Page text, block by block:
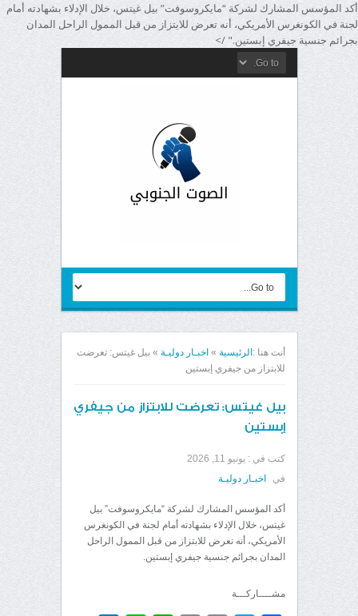
أكد المؤسس المشارك لشركة “مايكروسوفت” بيل غيتس، خلال الإدلاء بشهادته أمام
لجنة في الكونغرس الأمريكي، أنه تعرض للابتزاز من قبل الممول الراحل المدان
بجرائم جنسية جيفري إبستين." />
أنت هنا : الرئيسية » اخبـار دوليـة » بيل غيتس: تعرضت
للابتزاز من جيفري إبستين
بيل غيتس: تعرضت للابتزاز من جيفري
إبستين
كتب في : يونيو 11, 2026
في
اخبـار دوليـة
أكد المؤسس المشارك لشركة “مايكروسوفت” بيل
غيتس، خلال الإدلاء بشهادته أمام لجنة في الكونغرس
الأمريكي، أنه تعرض للابتزاز من قبل الممول الراحل
المدان بجرائم جنسية جيفري إبستين.
مشــــاركـــة